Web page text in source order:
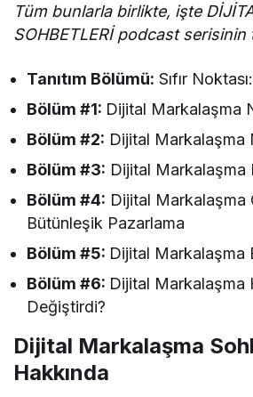
Tüm bunlarla birlikte, işte
SOHBETLERİ podcast
Tanıtım Bölümü: Sıfır
Bölüm #1: Dijital Markalaşma
Bölüm #2: Dijital Markalaşma
Bölüm #3: Dijital Markalaşma
Bölüm #4: Dijital Markalaşma
Bütünleşik Pazarlama
Bölüm #5: Dijital Markalaşma
Bölüm #6: Dijital Markalaşma
Değiştirdi?
Dijital Markalaşma
Hakkında